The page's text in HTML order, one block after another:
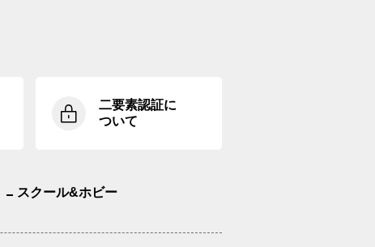
二要素認証に
ついて
スクール&ホビー